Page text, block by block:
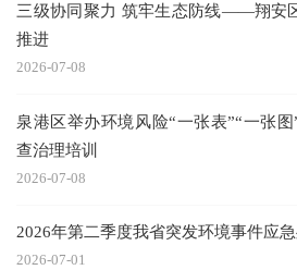
三级协同聚力 筑牢生态防线——翔安
推进
2026-07-08
泉港区举办环境风险“一张表”“一张
查治理培训
2026-07-08
2026年第二季度我省突发环境事件应
2026-07-01